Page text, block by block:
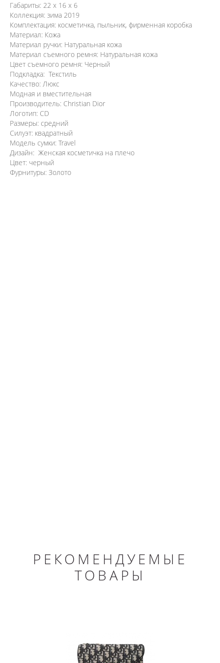
Габариты: 22 x 16 x 6
Коллекция: зима 2019
Комплектация: косметичка, пыльник, фирменная коробка
Материал: Кожа
Материал ручки: Натуральная кожа
Материал съемного ремня: Натуральная кожа
Цвет съемного ремня: Черный
Подкладка: Текстиль
Качество: Люкс
Модная и вместительная
Производитель: Christian Dior
Логотип: CD
Размеры: средний
Силуэт: квадратный
Модель сумки: Travel
Дизайн: Женская косметичка на плечо
Цвет: черный
Фурнитуры: Золото
РЕКОМЕНДУЕМЫЕ
ТОВАРЫ